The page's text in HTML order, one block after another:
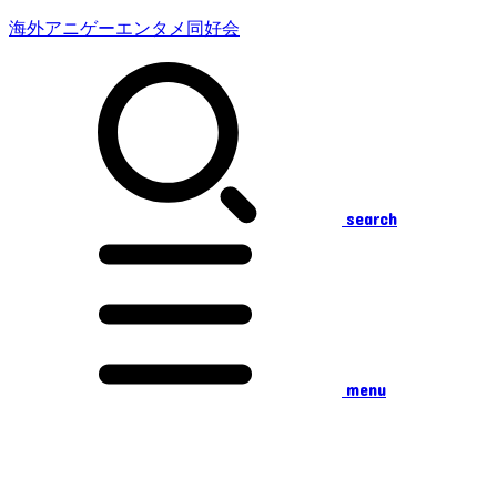
海外アニゲーエンタメ同好会
search
menu